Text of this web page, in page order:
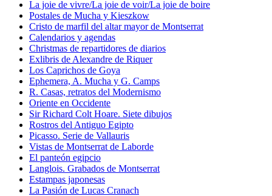
La joie de vivre/La joie de voir/La joie de boire
Postales de Mucha y Kieszkow
Cristo de marfil del altar mayor de Montserrat
Calendarios y agendas
Christmas de repartidores de diarios
Exlibris de Alexandre de Riquer
Los Caprichos de Goya
Ephemera, A. Mucha y G. Camps
R. Casas, retratos del Modernismo
Oriente en Occidente
Sir Richard Colt Hoare. Siete dibujos
Rostros del Antiguo Egipto
Picasso. Serie de Vallauris
Vistas de Montserrat de Laborde
El panteón egipcio
Langlois. Grabados de Montserrat
Estampas japonesas
La Pasión de Lucas Cranach